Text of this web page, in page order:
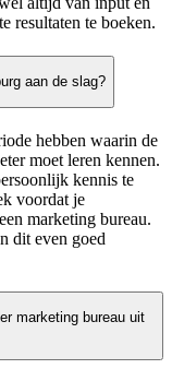
resultaten te boeken.
aan de slag?
hebben waarin de
moet leren kennen.
kennis te
voordat je
marketing bureau.
dit even goed
marketing bureau uit